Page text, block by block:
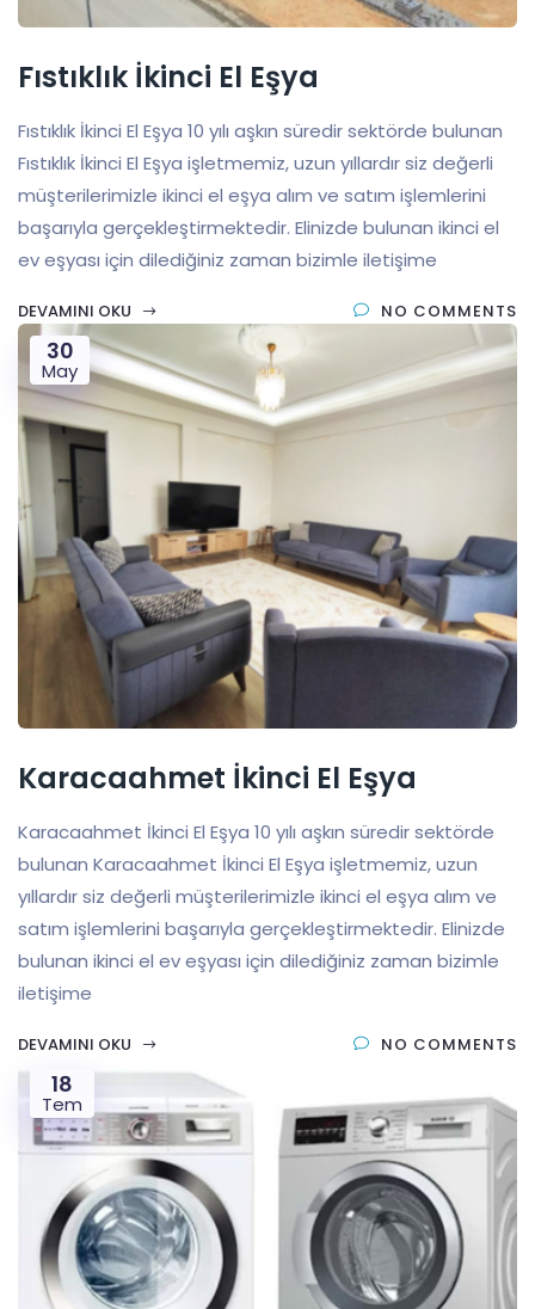
Fıstıklık İkinci El Eşya
Fıstıklık İkinci El Eşya 10 yılı aşkın süredir sektörde bulunan
Fıstıklık İkinci El Eşya işletmemiz, uzun yıllardır siz değerli
müşterilerimizle ikinci el eşya alım ve satım işlemlerini
başarıyla gerçekleştirmektedir. Elinizde bulunan ikinci el
ev eşyası için dilediğiniz zaman bizimle iletişime
DEVAMINI OKU NO COMMENTS
30
May
Karacaahmet İkinci El Eşya
Karacaahmet İkinci El Eşya 10 yılı aşkın süredir sektörde
bulunan Karacaahmet İkinci El Eşya işletmemiz, uzun
yıllardır siz değerli müşterilerimizle ikinci el eşya alım ve
satım işlemlerini başarıyla gerçekleştirmektedir. Elinizde
bulunan ikinci el ev eşyası için dilediğiniz zaman bizimle
iletişime
DEVAMINI OKU NO COMMENTS
18
Tem